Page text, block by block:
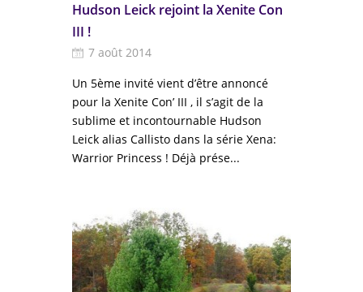
Hudson Leick rejoint la Xenite Con
III !
7 août 2014
Un 5ème invité vient d’être annoncé
pour la Xenite Con’ III , il s’agit de la
sublime et incontournable Hudson
Leick alias Callisto dans la série Xena:
Warrior Princess ! Déjà prése...